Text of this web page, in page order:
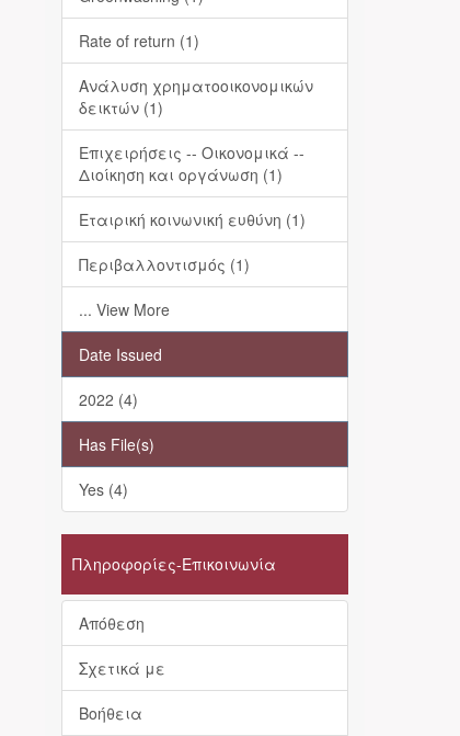
Rate of return (1)
Ανάλυση χρηματοοικονομικών
δεικτών (1)
Επιχειρήσεις -- Οικονομικά --
Διοίκηση και οργάνωση (1)
Εταιρική κοινωνική ευθύνη (1)
Περιβαλλοντισμός (1)
... View More
Date Issued
2022 (4)
Has File(s)
Yes (4)
Πληροφορίες-Επικοινωνία
Απόθεση
Σχετικά με
Βοήθεια